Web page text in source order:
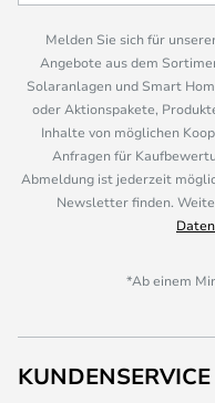
Melden Sie sich für
Angebote aus dem
Solaranlagen und Smart
oder Aktionspakete,
Inhalte von möglichen
Anfragen für
Abmeldung ist jederzeit
Newsletter finden.
*Ab einem
KUNDENSERVICE